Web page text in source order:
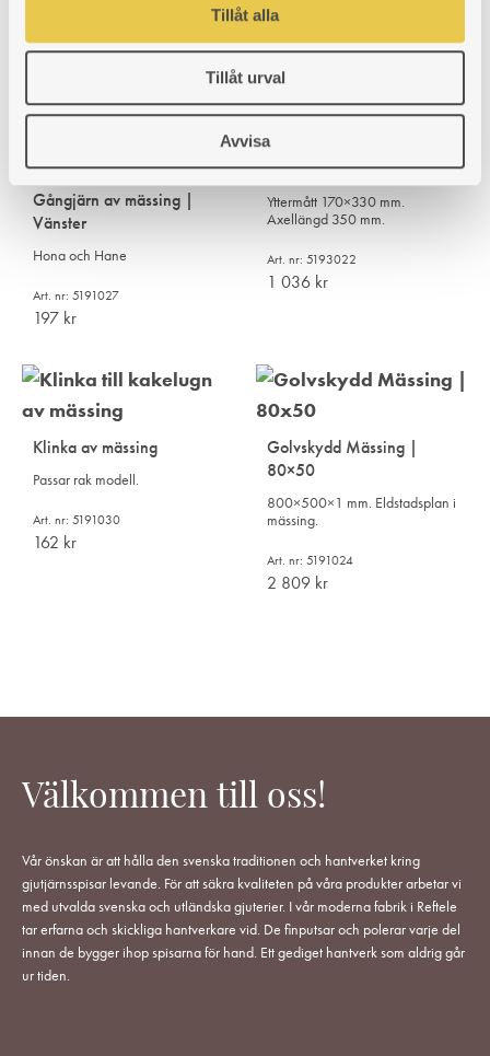
Tillåt alla
Tillåt urval
Avvisa
Art. nr: 5193012
Art. nr: 5191017
628
Gångjärn av mässing |
Vänster
Hona och Hane
Art. nr: 5191027
197 kr
Spjäll 350 | Stål
Yttermått 170×330 mm.
Axellängd 350 mm.
Art. nr: 5193022
1 036 kr
Klinka av mässing
Passar rak modell.
Art. nr: 5191030
162 kr
Golvskydd Mässing |
80×50
800×500×1 mm. Eldstadsplan i
mässing.
Art. nr: 5191024
2 809 kr
Välkommen till oss!
Vår önskan är att hålla den svenska traditionen och hantverket kring
gjutjärnsspisar levande. För att säkra kvaliteten på våra produkter arbetar vi
med utvalda svenska och utländska gjuterier. I vår moderna fabrik i Reftele
tar erfarna och skickliga hantverkare vid. De finputsar och polerar varje del
innan de bygger ihop spisarna för hand. Ett gediget hantverk som aldrig går
ur tiden.